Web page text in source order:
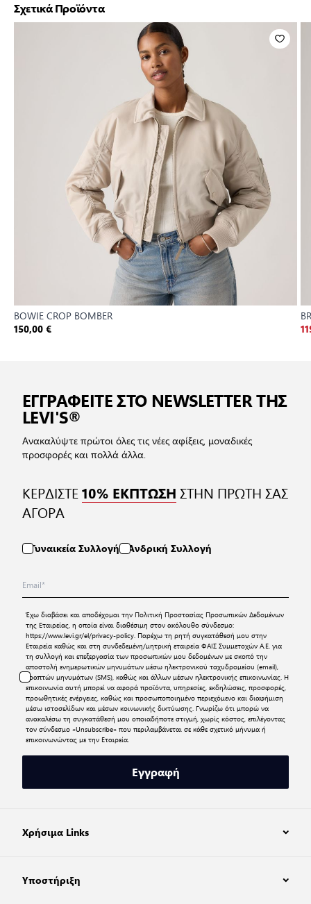
Σχετικά Προϊόντα
BOWIE CROP BOMBER
150,00 €
ΕΓΓΡΑΦΕΙΤΕ ΣΤΟ NEWSLETTER ΤΗΣ
LEVI'S®
Ανακαλύψτε πρώτοι όλες τις νέες αφίξεις, μοναδικές
προσφορές και πολλά άλλα.
ΚΕΡΔΙΣΤΕ10% ΕΚΠΤΩΣΗ ΣΤΗΝ ΠΡΩΤΗ ΣΑΣ
ΑΓΟΡΑ
Γυναικεία Συλλογή Ανδρική Συλλογή
Έχω διαβάσει και αποδέχομαι την Πολιτική Προστασίας Προσωπικών Δεδομένων
της Εταιρείας, η οποία είναι διαθέσιμη στον ακόλουθο σύνδεσμο:
https://www.levi.gr/el/privacy-policy. Παρέχω τη ρητή συγκατάθεσή μου στην
Εταιρεία καθώς και στη συνδεδεμένη/μητρική εταιρεία ΦΑΙΣ Συμμετοχών Α.Ε. για
τη συλλογή και επεξεργασία των προσωπικών μου δεδομένων με σκοπό την
αποστολή ενημερωτικών μηνυμάτων μέσω ηλεκτρονικού ταχυδρομείου (email),
γραπτών μηνυμάτων (SMS), καθώς και άλλων μέσων ηλεκτρονικής επικοινωνίας. Η
επικοινωνία αυτή μπορεί να αφορά προϊόντα, υπηρεσίες, εκδηλώσεις, προσφορές,
προωθητικές ενέργειες, καθώς και προσωποποιημένο περιεχόμενο και διαφήμιση
μέσω ιστοσελίδων και μέσων κοινωνικής δικτύωσης. Γνωρίζω ότι μπορώ να
ανακαλέσω τη συγκατάθεσή μου οποιαδήποτε στιγμή, χωρίς κόστος, επιλέγοντας
τον σύνδεσμο «Unsubscribe» που περιλαμβάνεται σε κάθε σχετικό μήνυμα ή
επικοινωνώντας με την Εταιρεία.
Εγγραφή
Χρήσιμα Links
Υποστήριξη